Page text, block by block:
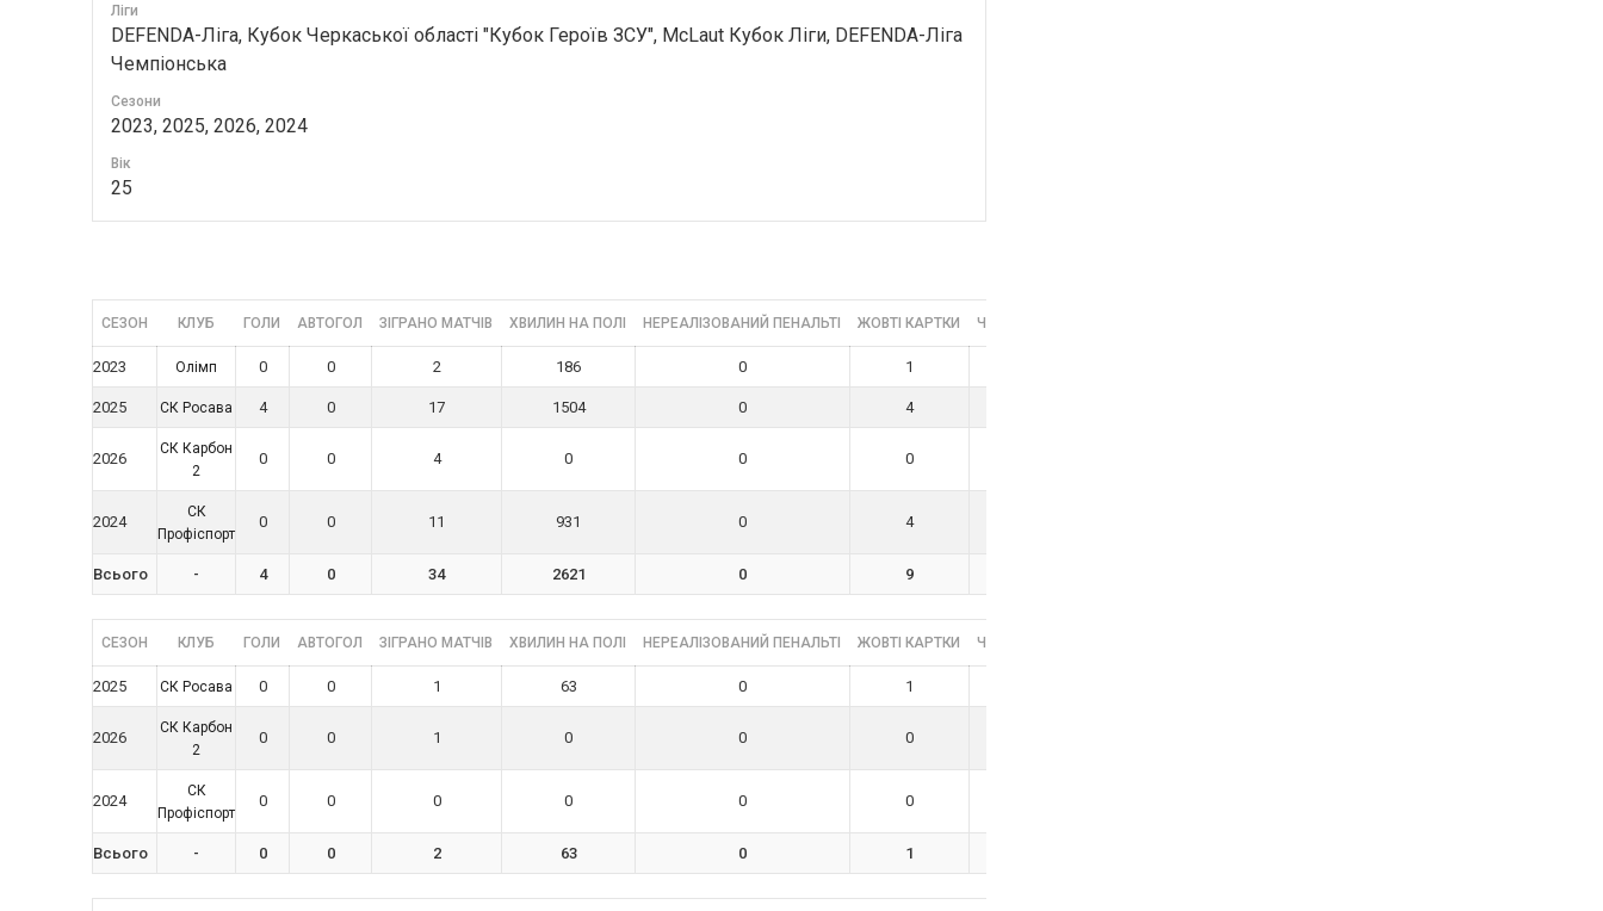
Ліги
DEFENDA-Ліга, Кубок Черкаської області "Кубок Героїв ЗСУ", McLaut Кубок Ліги, DEFENDA-Ліга
Чемпіонська
Сезони
2023, 2025, 2026, 2024
Вік
25
СЕЗОН КЛУБ ГОЛИ АВТОГОЛ ЗІГРАНО МАТЧІВ ХВИЛИН НА ПОЛІ НЕРЕАЛІЗОВАНИЙ ПЕНАЛЬТІ ЖОВТІ КАРТКИ ЧЕРВОНІ КАРТКИ
2023 Олімп 0 0 2 186 0 1
2025 СК Росава 4 0 17 1504 0 4
2026
СК Карбон
2
0 0 4 0 0 0
2024
СК
Профіспорт
0 0 11 931 0 4
Всього - 4 0 34 2621 0 9
СЕЗОН КЛУБ ГОЛИ АВТОГОЛ ЗІГРАНО МАТЧІВ ХВИЛИН НА ПОЛІ НЕРЕАЛІЗОВАНИЙ ПЕНАЛЬТІ ЖОВТІ КАРТКИ ЧЕРВОНІ КАРТКИ
2025 СК Росава 0 0 1 63 0 1
2026
СК Карбон
2
0 0 1 0 0 0
2024
СК
Профіспорт
0 0 0 0 0 0
Всього - 0 0 2 63 0 1